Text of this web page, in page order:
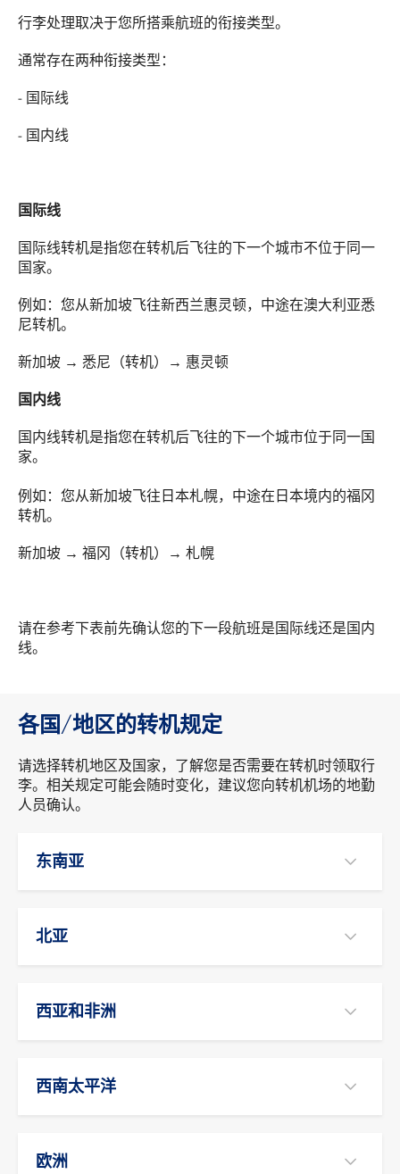
行李处理取决于您所搭乘航班的衔接类型。
通常存在两种衔接类型：
- 国际线
- 国内线
国际线
国际线转机是指您在转机后飞往的下一个城市不位于同一
国家。
例如：您从新加坡飞往新西兰惠灵顿，中途在澳大利亚悉
尼转机。
新加坡 → 悉尼（转机） → 惠灵顿
国内线
国内线转机是指您在转机后飞往的下一个城市位于同一国
家。
例如：您从新加坡飞往日本札幌，中途在日本境内的福冈
转机。
新加坡 → 福冈（转机） → 札幌
请在参考下表前先确认您的下一段航班是国际线还是国内
线。
各国/地区的转机规定
请选择转机地区及国家，了解您是否需要在转机时领取行
李。相关规定可能会随时变化，建议您向转机机场的地勤
人员确认。
东南亚
北亚
西亚和非洲
西南太平洋
欧洲